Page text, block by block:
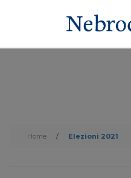
Home / Elezioni 2021